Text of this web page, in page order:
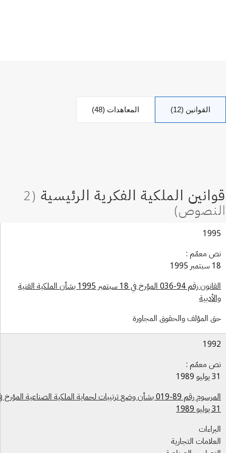
القوانين (12) المعاهدات (48)
معمّم :
القانون رقم 94-036 المؤرخ في 18 سبتمبر 1995 بشأن الملكية الفنية
المؤلف والحقوق المجاورة
معمّم :
المرسوم رقم 89-019 بشأن وضع ترتيبات لحماية الملكية الصناعية المؤرخ في
التجارية